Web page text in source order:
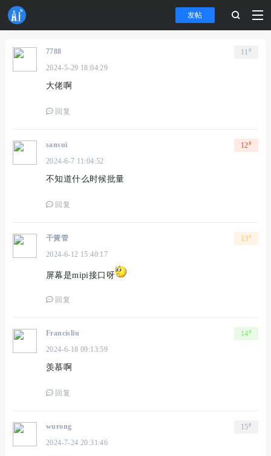
发帖
11 #
7788
2024-5-29 18:04:29
大佬啊
回复
12#
sansui
2024-6-7 11:04:52
不知道什么时候批量
回复
13#
干簧管
2024-6-12 15:40:17
屏幕是mipi接口呀
回复
14#
Francisliu
2024-6-18 09:13:59
羡慕啊
回复
15#
wurong
2024-7-24 20:31:46